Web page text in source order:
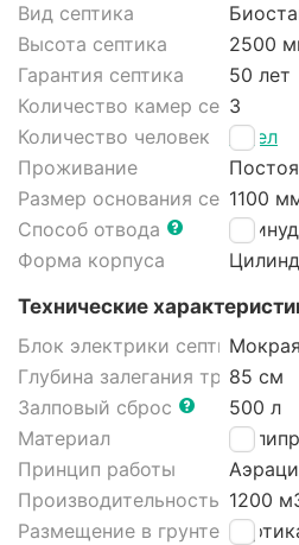
Вид септика
Высота септика
2500
Гарантия септика
50 лет
Количество камер септика
3
Количество человек
7 чел
Проживание
Размер основания септика
1100
Способ отвода
Форма корпуса
Технические
Блок электрики септика
Глубина залегания трубы85 см
Залповый сброс
500 л
Материал
Принцип работы
Производительность 1200
Размещение в грунте септика